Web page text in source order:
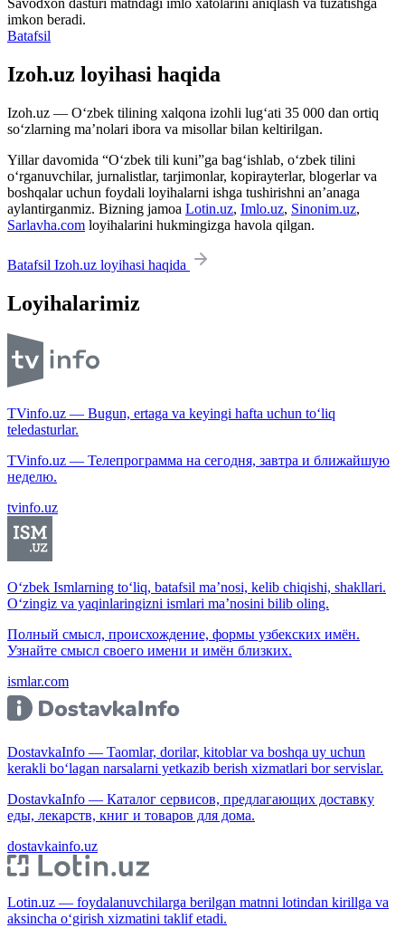
imkon beradi.
Batafsil
Izoh.uz loyihasi haqida
Izoh.uz — O‘zbek tilining xalqona izohli lug‘ati 35 000 dan ortiq
so‘zlarning ma’nolari ibora va misollar bilan keltirilgan.
Yillar davomida “O‘zbek tili kuni”ga bag‘ishlab, o‘zbek tilini
o‘rganuvchilar, jurnalistlar, tarjimonlar, kopirayterlar, blogerlar va
boshqalar uchun foydali loyihalarni ishga tushirishni an’anaga
aylantirganmiz. Bizning jamoa Lotin.uz, Imlo.uz, Sinonim.uz,
Sarlavha.com loyihalarini hukmingizga havola qilgan.
Batafsil Izoh.uz loyihasi haqida
Loyihalarimiz
TVinfo.uz — Bugun, ertaga va keyingi hafta uchun to‘liq
teledasturlar.
TVinfo.uz — Телепрограмма на сегодня, завтра и ближайшую
неделю.
tvinfo.uz
O‘zbek Ismlarning to‘liq, batafsil ma’nosi, kelib chiqishi, shakllari.
O‘zingiz va yaqinlaringizni ismlari ma’nosini bilib oling.
Полный смысл, происхождение, формы узбекских имён.
Узнайте смысл своего имени и имён близких.
ismlar.com
DostavkaInfo — Taomlar, dorilar, kitoblar va boshqa uy uchun
kerakli bo‘lagan narsalarni yetkazib berish xizmatlari bor servislar.
DostavkaInfo — Каталог сервисов, предлагающих доставку
еды, лекарств, книг и товаров для дома.
dostavkainfo.uz
Lotin.uz — foydalanuvchilarga berilgan matnni lotindan kirillga va
aksincha o‘girish xizmatini taklif etadi.